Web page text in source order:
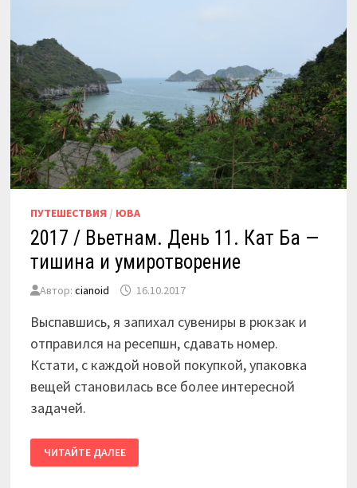
ПУТЕШЕСТВИЯ / ЮВА
2017 / Вьетнам. День 11. Кат Ба —
тишина и умиротворение
Автор: cianoid 16.10.2017
Выспавшись, я запихал сувениры в рюкзак и
отправился на ресепшн, сдавать номер.
Кстати, с каждой новой покупкой, упаковка
вещей становилась все более интересной
задачей.
/
ВЬЕТНАМ.
ЧИТАЙТЕ ДАЛЕЕ